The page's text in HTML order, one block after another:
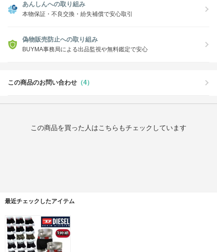
あんしんへの取り組み
本物保証・不良交換・紛失補償で安心取引
偽物販売防止への取り組み
BUYMA事務局による出品監視や無料鑑定で安心
この商品のお問い合わせ （4）
この商品を買った人はこちらもチェックしています
最近チェックしたアイテム